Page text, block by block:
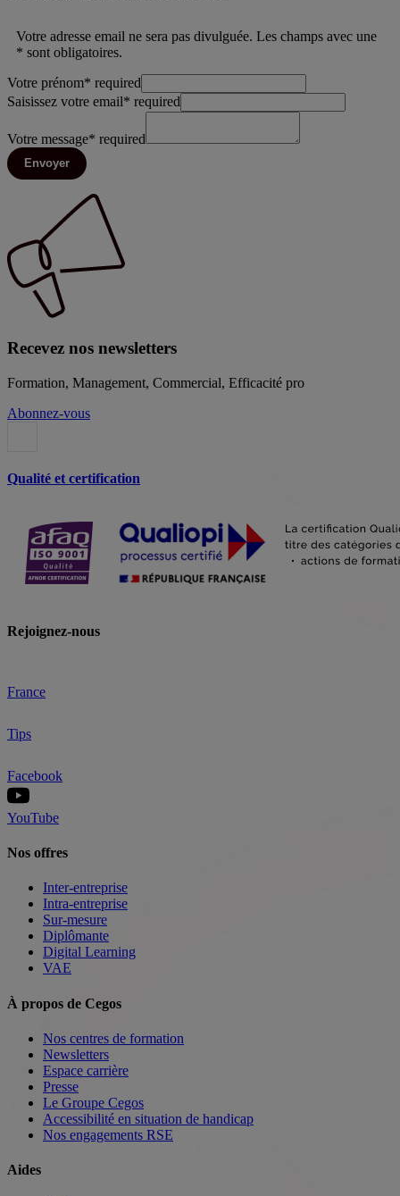
Votre adresse email ne sera pas divulguée. Les champs avec une
* sont obligatoires.
Votre prénom* required
Saisissez votre email* required
Votre message* required
Envoyer
Recevez nos newsletters
Formation, Management, Commercial, Efficacité pro
Abonnez-vous
Qualité et certification
Rejoignez-nous
France
Tips
Facebook
YouTube
Nos offres
Inter-entreprise
Intra-entreprise
Sur-mesure
Diplômante
Digital Learning
VAE
À propos de Cegos
Nos centres de formation
Newsletters
Espace carrière
Presse
Le Groupe Cegos
Accessibilité en situation de handicap
Nos engagements RSE
Aides